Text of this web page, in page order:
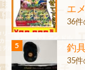
エ
36
釣
35